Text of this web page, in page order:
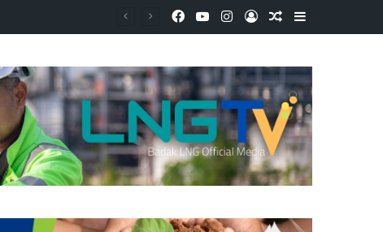
Facebook
YouTubeInstagram
Log InRandom Article
Sidebar